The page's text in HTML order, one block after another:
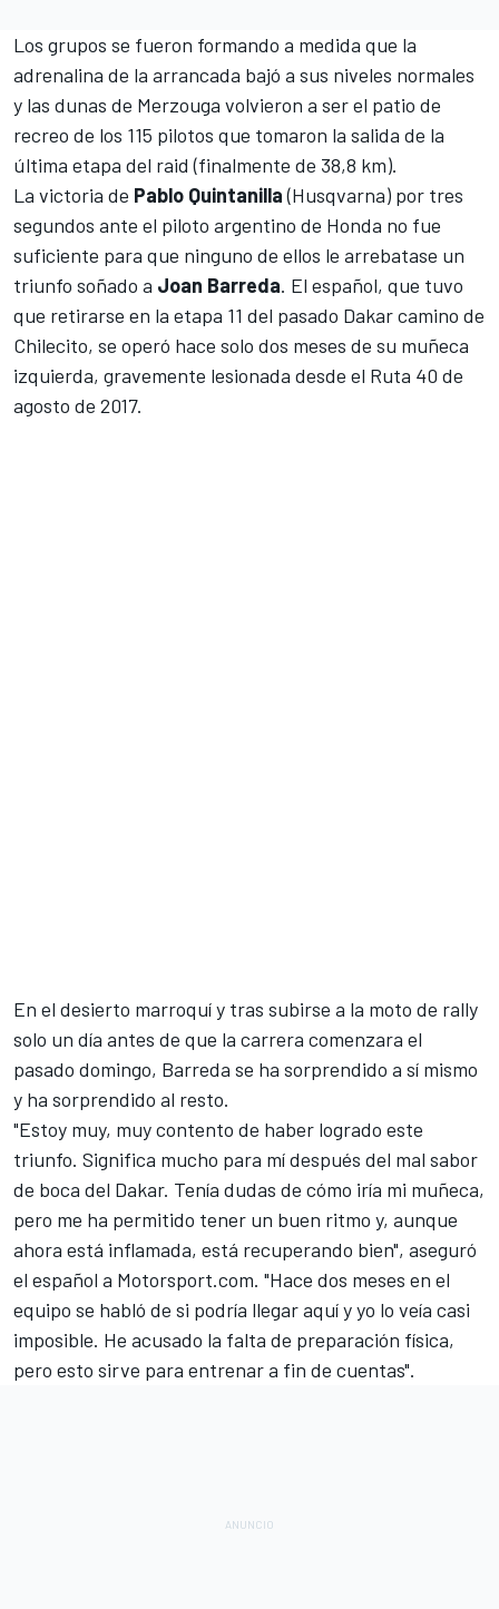
Los grupos se fueron formando a medida que la
adrenalina de la arrancada bajó a sus niveles normales
y las dunas de Merzouga volvieron a ser el patio de
recreo de los 115 pilotos que tomaron la salida de la
última etapa del raid (finalmente de 38,8 km).
La victoria de Pablo Quintanilla(Husqvarna) por tres
segundos ante el piloto argentino de Honda no fue
suficiente para que ninguno de ellos le arrebatase un
triunfo soñado a Joan Barreda. El español, que tuvo
que retirarse en la etapa 11 del pasado Dakarcamino de
Chilecito, se operó hace solo dos meses de su muñeca
izquierda, gravemente lesionada desde el Ruta 40 de
agosto de 2017.
En el desierto marroquí y tras subirse a la moto de rally
solo un día antes de que la carrera comenzara el
pasado domingo, Barreda se ha sorprendido a sí mismo
y ha sorprendido al resto.
"Estoy muy, muy contento de haber logrado este
triunfo. Significa mucho para mí después del mal sabor
de boca del Dakar. Tenía dudas de cómo iría mi muñeca,
pero me ha permitido tener un buen ritmo y, aunque
ahora está inflamada, está recuperando bien", aseguró
el español a Motorsport.com. "Hace dos meses en el
equipo se habló de si podría llegar aquí y yo lo veía casi
imposible. He acusado la falta de preparación física,
pero esto sirve para entrenar a fin de cuentas".